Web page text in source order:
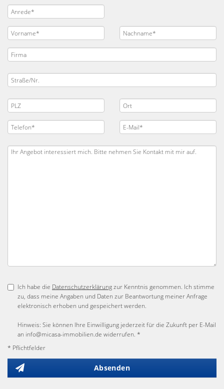
Ich habe die Datenschutzerklärungzur Kenntnis genommen. Ich stimme
zu, dass meine Angaben und Daten zur Beantwortung meiner Anfrage
elektronisch erhoben und gespeichert werden.
Hinweis: Sie können Ihre Einwilligung jederzeit für die Zukunft per E-Mail
an info@micasa-immobilien.de widerrufen. *
* Pflichtfelder
Absenden